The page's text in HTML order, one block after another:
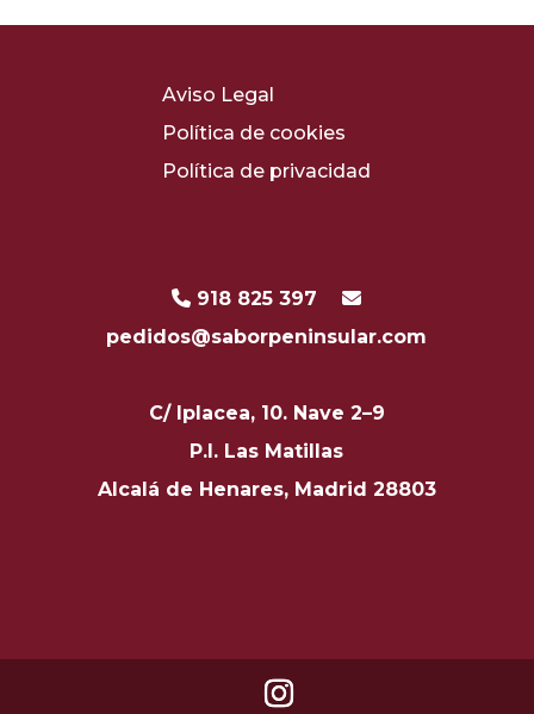
Aviso Legal
Política de cookies
Política de privacidad
918 825 397
pedidos@saborpeninsular.com
C/ Iplacea, 10. Nave 2–9
P.I. Las Matillas
Alcalá de Henares, Madrid 28803